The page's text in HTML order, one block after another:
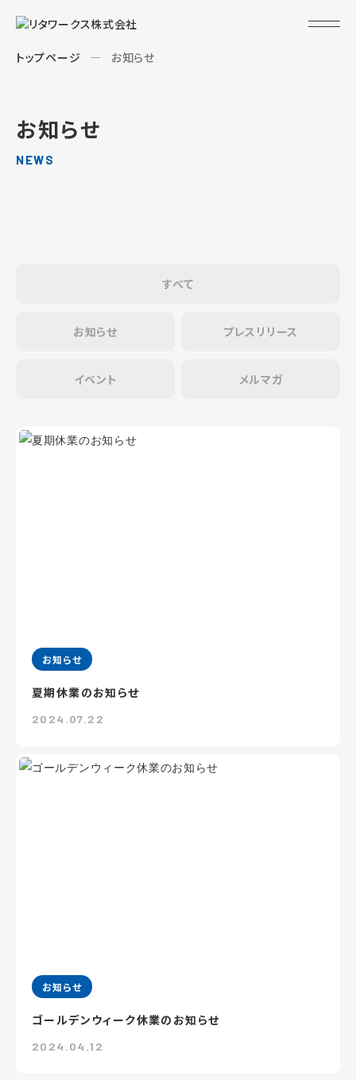
トップページ お知らせ
お知らせ
NEWS
すべて
お知らせ プレスリリース
イベント メルマガ
お知らせ
夏期休業のお知らせ
2024.07.22
お知らせ
ゴールデンウィーク休業のお知らせ
2024.04.12